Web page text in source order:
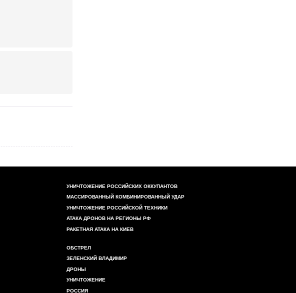
УНИЧТОЖЕНИЕ РОССИЙСКИХ ОККУПАНТОВ
МАССИРОВАННЫЙ КОМБИНИРОВАННЫЙ УДАР
УНИЧТОЖЕНИЕ РОССИЙСКОЙ ТЕХНИКИ
АТАКА ДРОНОВ НА РЕГИОНЫ РФ
РАКЕТНАЯ АТАКА НА КИЕВ
ОБСТРЕЛ
ЗЕЛЕНСКИЙ ВЛАДИМИР
ДРОНЫ
УНИЧТОЖЕНИЕ
РОССИЯ